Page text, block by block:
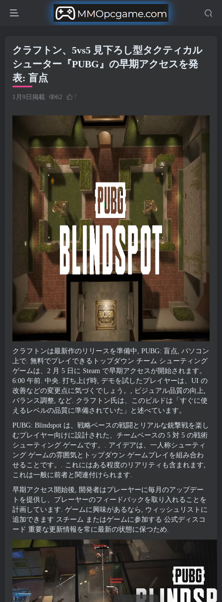
クラフトン、5vs5 見下ろし型タクティカル
シューター『PUBG』の早期アクセスを発
表: 盲点
1月9日掲載 62 7
クラフトンは最新作のリリースを準備中, PUBG: 盲点, パソコン
上で. 無料でプレイできるトップダウン チーム シューティング
ゲームは、2 月 5 日に Steam で早期アクセスが開始されます。
6:00 午前. 中央. 打ち上げ時, デモを試したプレイヤーは、UI の
改善などの変更点に気づくでしょう。, ビジュアル品質の向上,
バランス調整, など. クラフトン氏は、このビルドは「すぐに使
えるレベルの品質に準備されていた」と述べています。
PUBG: Blindspot は、戦略ベースの戦闘とリアルな銃撃戦を楽し
むプレイヤー向けに設計された、チームベースの 5 対 5 の戦術
シューティング ゲームです。. アイデアは、一人称シューティ
ング ゲームの雰囲気とトップダウン ゲームプレイを組み合わ
せることです。. これにはある程度のリアリティも含まれます,
これは一般に前者と関連付けられます.
早期アクセス開始後, 開発者はプレーヤーに毎月のアップデー
トを提供し、プレーヤーのフィードバックを取り入れることを
計画しています. ゲームに興味があるなら, ウィッシュリストに
追加できます スチーム またはゲームに参加する 公式ディスコ
ード 重要な更新情報を常に最新の状態に保つため.